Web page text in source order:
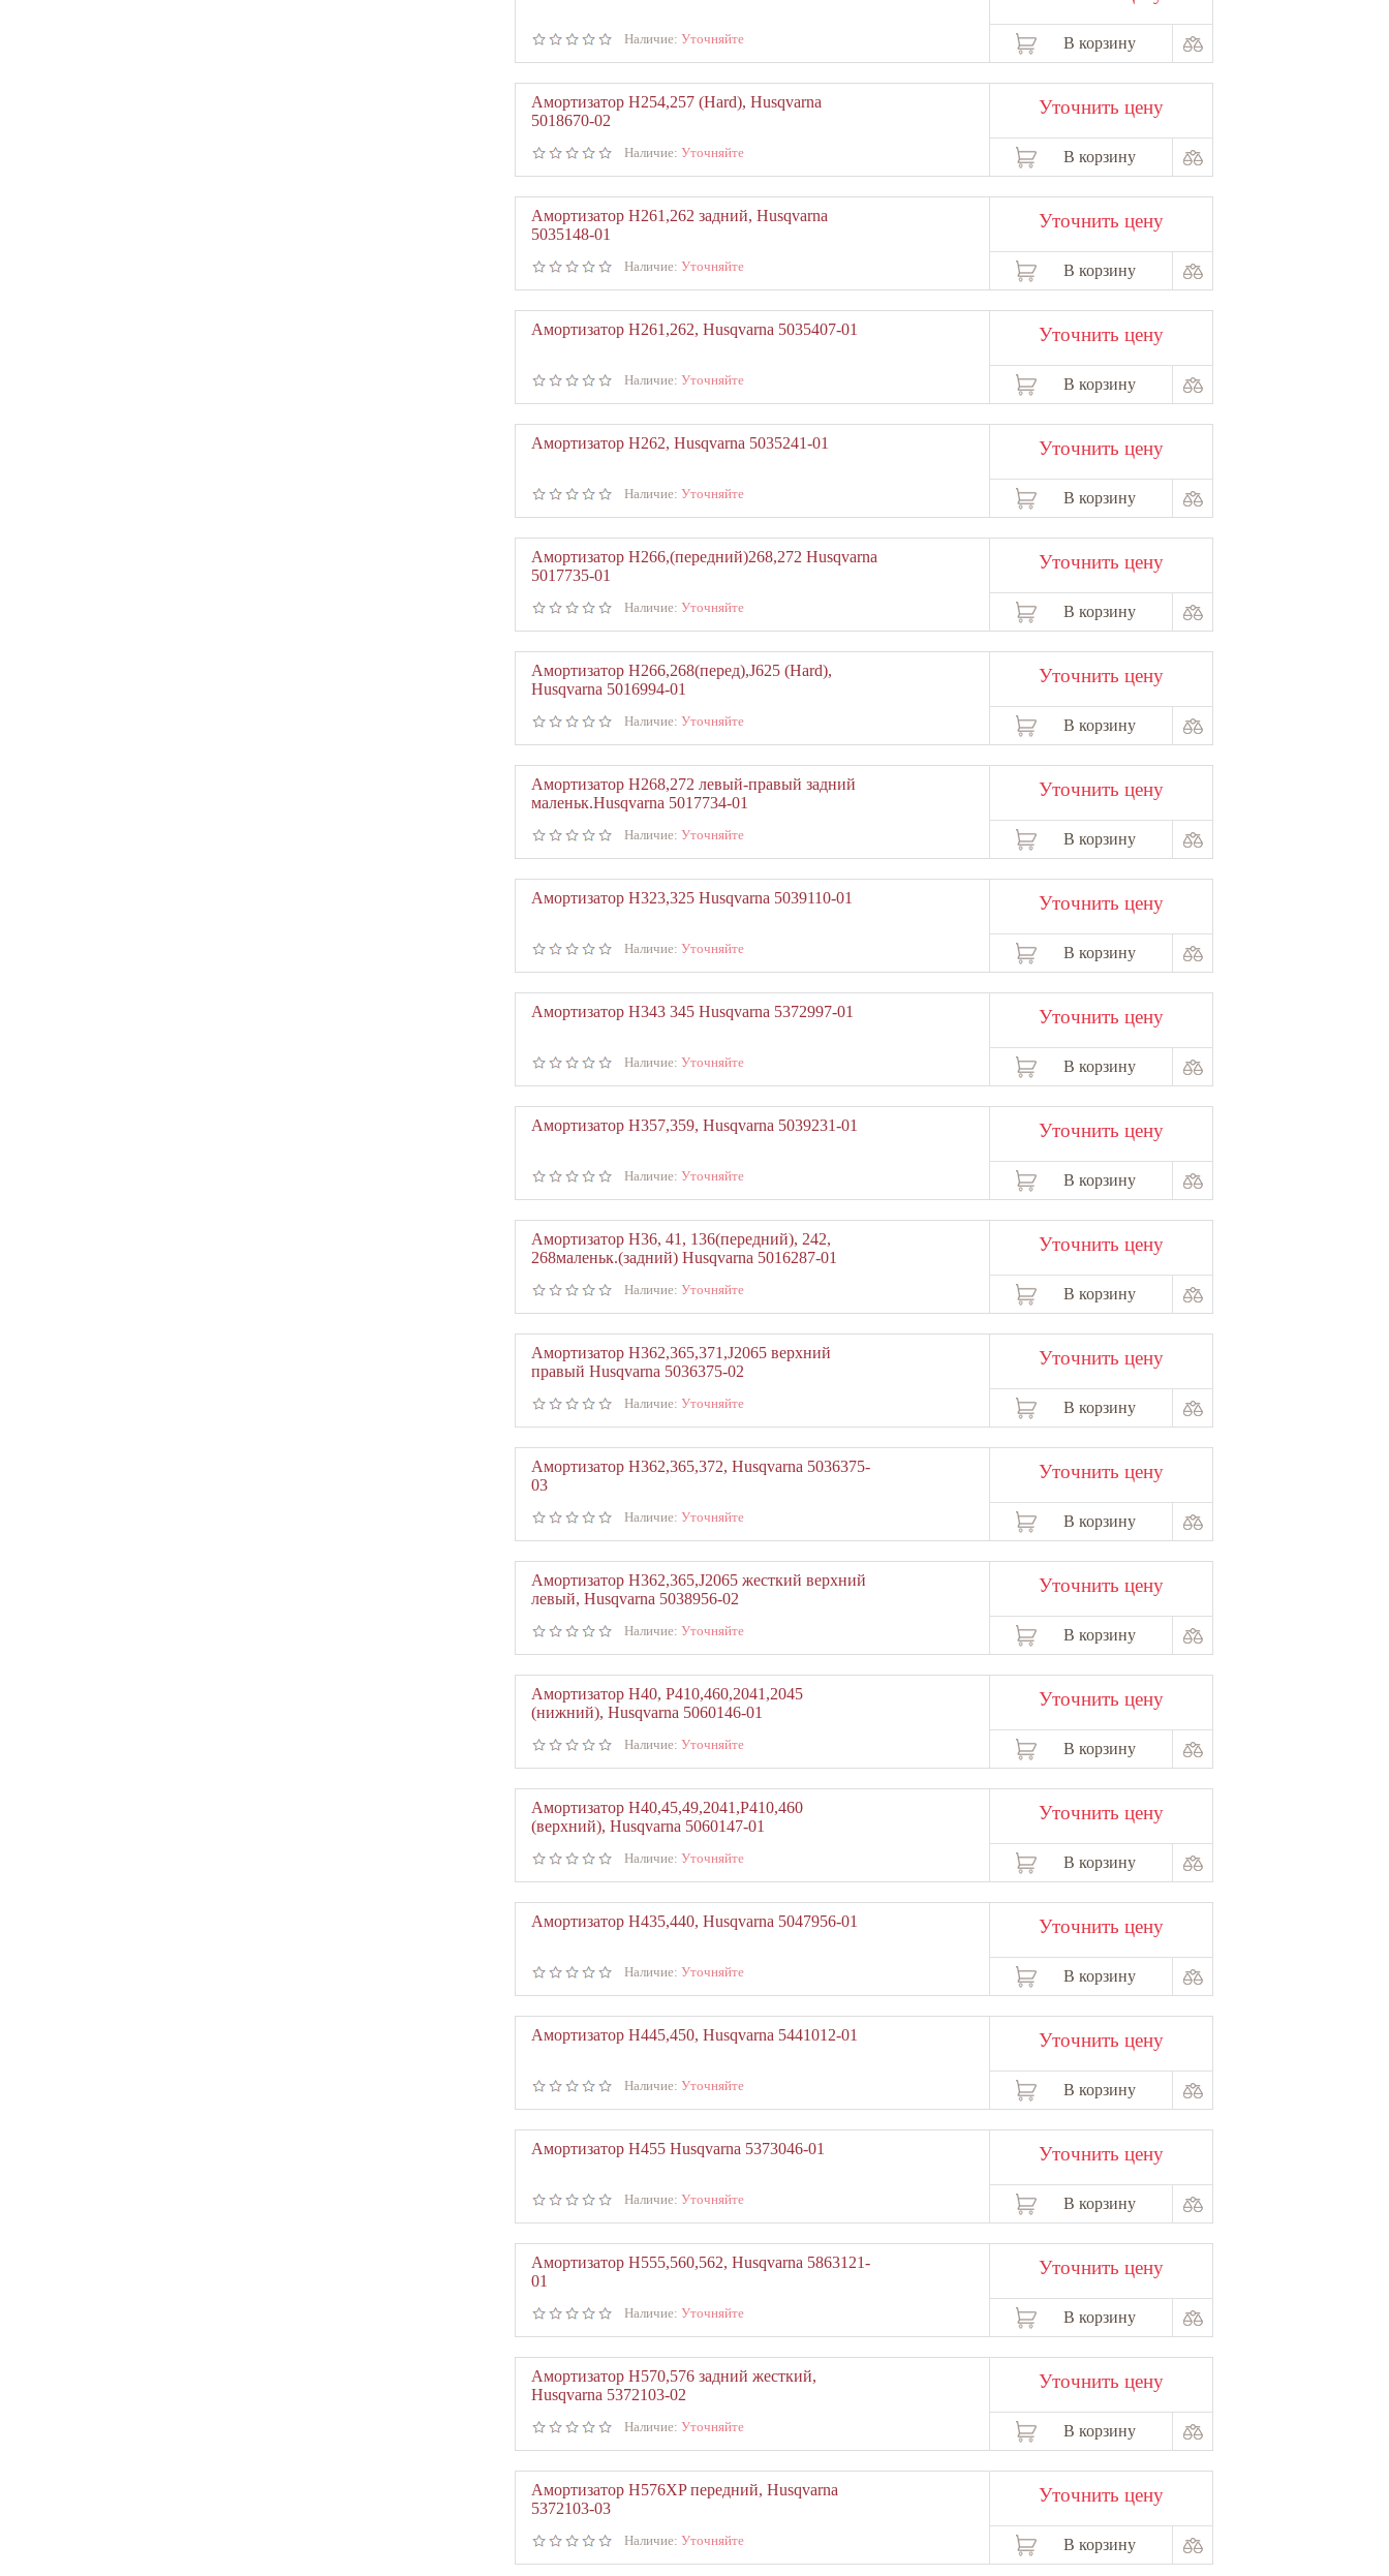
Наличие: Уточняйте В корзину
Амортизатор Н254,257 (Hard), Husqvarna
5018670-02
Наличие: Уточняйте
Уточнить цену
В корзину
Амортизатор Н261,262 задний, Husqvarna
5035148-01
Наличие: Уточняйте
Уточнить цену
В корзину
Амортизатор Н261,262, Husqvarna 5035407-01
Наличие: Уточняйте
Уточнить цену
В корзину
Амортизатор Н262, Husqvarna 5035241-01
Наличие: Уточняйте
Уточнить цену
В корзину
Амортизатор Н266,(передний)268,272 Husqvarna
5017735-01
Наличие: Уточняйте
Уточнить цену
В корзину
Амортизатор Н266,268(перед),J625 (Hard),
Husqvarna 5016994-01
Наличие: Уточняйте
Уточнить цену
В корзину
Амортизатор Н268,272 левый-правый задний
маленьк.Husqvarna 5017734-01
Наличие: Уточняйте
Уточнить цену
В корзину
Амортизатор Н323,325 Husqvarna 5039110-01
Наличие: Уточняйте
Уточнить цену
В корзину
Амортизатор Н343 345 Husqvarna 5372997-01
Наличие: Уточняйте
Уточнить цену
В корзину
Амортизатор Н357,359, Husqvarna 5039231-01
Наличие: Уточняйте
Уточнить цену
В корзину
Амортизатор Н36, 41, 136(передний), 242,
268маленьк.(задний) Husqvarna 5016287-01
Наличие: Уточняйте
Уточнить цену
В корзину
Амортизатор Н362,365,371,J2065 верхний
правый Husqvarna 5036375-02
Наличие: Уточняйте
Уточнить цену
В корзину
Амортизатор Н362,365,372, Husqvarna 5036375-
03
Наличие: Уточняйте
Уточнить цену
В корзину
Амортизатор Н362,365,J2065 жесткий верхний
левый, Husqvarna 5038956-02
Наличие: Уточняйте
Уточнить цену
В корзину
Амортизатор Н40, Р410,460,2041,2045
(нижний), Husqvarna 5060146-01
Наличие: Уточняйте
Уточнить цену
В корзину
Амортизатор Н40,45,49,2041,Р410,460
(верхний), Husqvarna 5060147-01
Наличие: Уточняйте
Уточнить цену
В корзину
Амортизатор Н435,440, Husqvarna 5047956-01
Наличие: Уточняйте
Уточнить цену
В корзину
Амортизатор Н445,450, Husqvarna 5441012-01
Наличие: Уточняйте
Уточнить цену
В корзину
Амортизатор Н455 Husqvarna 5373046-01
Наличие: Уточняйте
Уточнить цену
В корзину
Амортизатор Н555,560,562, Husqvarna 5863121-
01
Наличие: Уточняйте
Уточнить цену
В корзину
Амортизатор Н570,576 задний жесткий,
Husqvarna 5372103-02
Наличие: Уточняйте
Уточнить цену
В корзину
Амортизатор Н576XP передний, Husqvarna
5372103-03
Наличие: Уточняйте
Уточнить цену
В корзину